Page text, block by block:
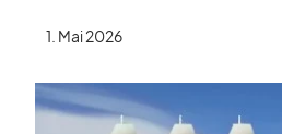
1. Mai 2026